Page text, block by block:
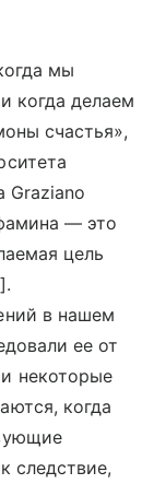
мы
когда делаем
счастья»,
Graziano
— это
цель
в нашем
ее от
некоторые
когда
следствие,